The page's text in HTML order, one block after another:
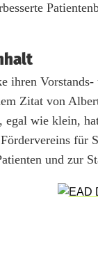
ihren
Zitat von
egal wie klein,
für
und zur